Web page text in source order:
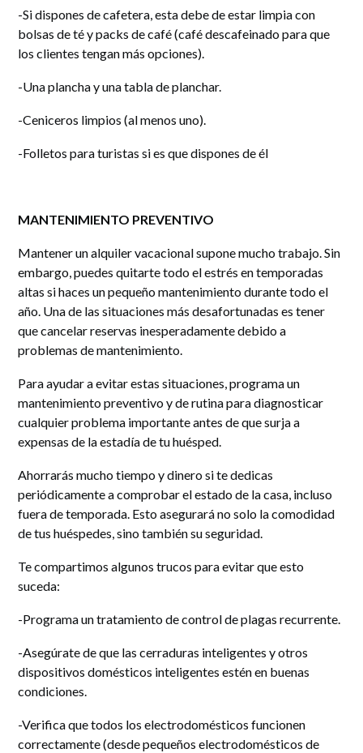
-Si dispones de cafetera, esta debe de estar limpia con
bolsas de té y packs de café (café descafeinado para que
los clientes tengan más opciones).
-Una plancha y una tabla de planchar.
-Ceniceros limpios (al menos uno).
-Folletos para turistas si es que dispones de él
MANTENIMIENTO PREVENTIVO
Mantener un alquiler vacacional supone mucho trabajo. Sin
embargo, puedes quitarte todo el estrés en temporadas
altas si haces un pequeño mantenimiento durante todo el
año. Una de las situaciones más desafortunadas es tener
que cancelar reservas inesperadamente debido a
problemas de mantenimiento.
Para ayudar a evitar estas situaciones, programa un
mantenimiento preventivo y de rutina para diagnosticar
cualquier problema importante antes de que surja a
expensas de la estadía de tu huésped.
Ahorrarás mucho tiempo y dinero si te dedicas
periódicamente a comprobar el estado de la casa, incluso
fuera de temporada. Esto asegurará no solo la comodidad
de tus huéspedes, sino también su seguridad.
Te compartimos algunos trucos para evitar que esto
suceda:
-Programa un tratamiento de control de plagas recurrente.
-Asegúrate de que las cerraduras inteligentes y otros
dispositivos domésticos inteligentes estén en buenas
condiciones.
-Verifica que todos los electrodomésticos funcionen
correctamente (desde pequeños electrodomésticos de